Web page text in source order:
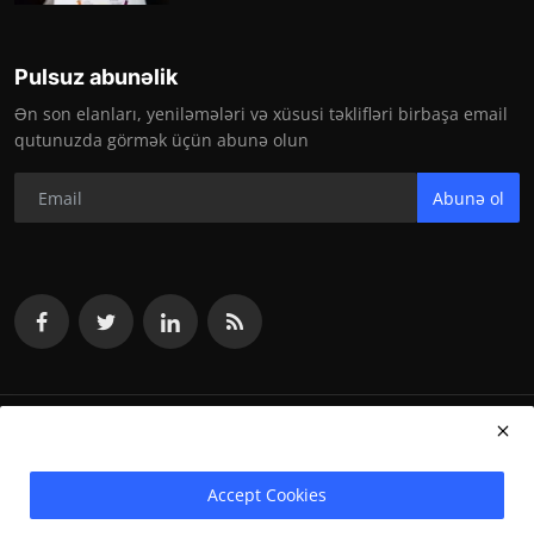
Pulsuz abunəlik
Ən son elanları, yeniləmələri və xüsusi təklifləri birbaşa email
qutunuzda görmək üçün abunə olun
Abunə ol
Accept Cookies